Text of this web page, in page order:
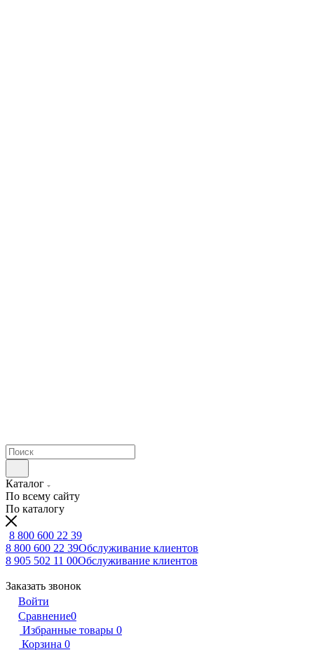
Каталог
По всему сайту
По каталогу
8 800 600 22 39
8 800 600 22 39Обслуживание клиентов
8 905 502 11 00Обслуживание клиентов
Заказать звонок
Войти
Сравнение0
Избранные товары 0
Корзина 0